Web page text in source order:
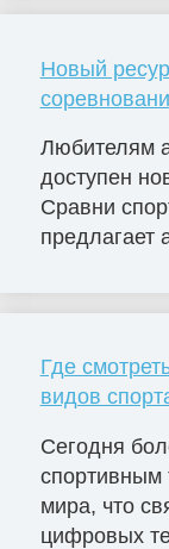
Новый
Любителям
доступен
Сравни
предлагает
Где
видов
Сегодня
спортивным
мира, что
цифровых